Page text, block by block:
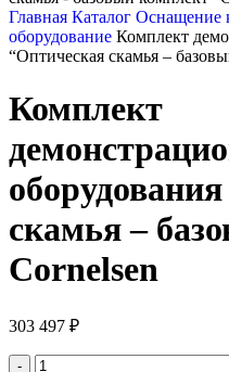
Главная Каталог Оснащение
оборудование Комплект
“Оптическая скамья –
Комплект
скамья –
Cornelsen
303 497 ₽